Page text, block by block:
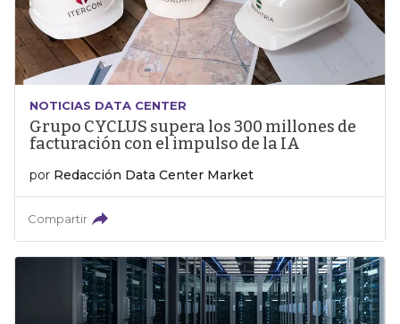
NOTICIAS DATA CENTER
Grupo CYCLUS supera los 300 millones de
facturación con el impulso de la IA
por Redacción Data Center Market
Compartir